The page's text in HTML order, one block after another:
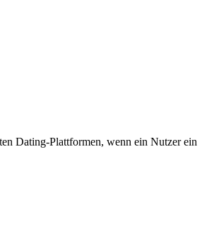
Dating-Plattformen, wenn ein Nutzer ein